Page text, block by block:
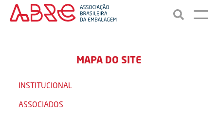
MAPA DO SITE
INSTITUCIONAL
ASSOCIADOS